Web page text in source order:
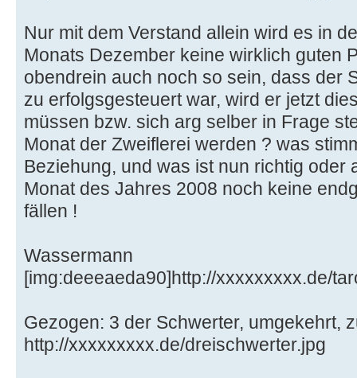
Nur mit dem Verstand allein wird es in
Monats Dezember keine wirklich guten
obendrein auch noch so sein, dass der
zu erfolgsgesteuert war, wird er jetzt
müssen bzw. sich arg selber in Frage
Monat der Zweiflerei werden ? was
Beziehung, und was ist nun richtig oder
Monat des Jahres 2008 noch keine
fällen !
Wassermann
[img:deeeaeda90]http://xxxxxxxxx.de/
Gezogen: 3 der Schwerter, umgekehrt,
http://xxxxxxxxx.de/dreischwerter.jpg